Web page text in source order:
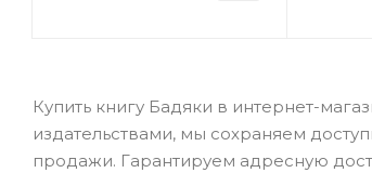
Купить книгу Бадяки в интернет-
издательствами, мы сохраняем
продажи. Гарантируем адресную